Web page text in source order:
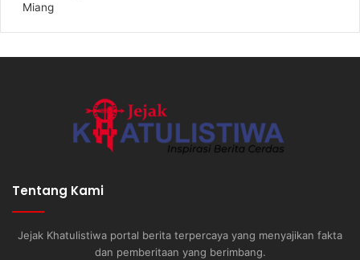
Miang
Tentang Kami
Jejak Khatulistiwa portal berita terpercaya yang menyajikan fakta
dan pemberitaan yang berimbang.